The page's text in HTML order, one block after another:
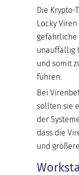
Die Krypto-
Locky
gefährliche
unauffällig
und somit
führen.
Bei
sollten sie
der
dass die
und